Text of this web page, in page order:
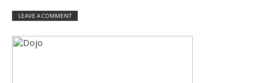
LEAVE A COMMENT